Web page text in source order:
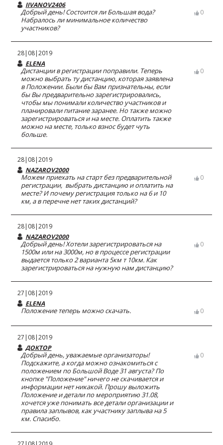
IIVANOV2406
Добрый день! Состоится ли Большая вода?
Набралось ли минимальное количество
участников?
0
28|08|2019
ELENA
Дистанции в регистрации поправили. Теперь
можно выбрать ту дистанцию, которая заявлена
в Положении. Были бы Вам признательны, если
бы Вы предварительно зарегистрировались,
чтобы мы понимали количество участников и
планировали питание заранее. Но также можно
зарегистрироваться и на месте. Оплатить также
можно на месте, только взнос будет чуть
больше.
0
28|08|2019
NAZAROV2000
Можем приехать на старт без предварительной
регистрации, выбрать дистанцию и оплатить на
месте? И почему регистрация только на 6 и 10
км, а в перечне нет таких дистанций?
0
28|08|2019
NAZAROV2000
Добрый день! Хотели зарегистрироваться на
1500м или на 3000м, но в процессе регистрации
выдается только 2 варианта 5км т 10км. Как
зарегистрироваться на нужную нам дистанцию?
0
27|08|2019
ELENA
Положение теперь можно скачать. 0
27|08|2019
ДОКТОР
Добрый день, уважаемые организаторы!
Подскажите, а когда можно ознакомиться с
положением по Большой Воде 31 августа? По
кнопке "Положение" ничего не скачивается и
информации нет никакой. Прошу выложить
Положение и детали по мероприятию 31.08,
хочется уже понимать все детали организации и
правила заплывов, как участнику заплыва на 5
км. Спасибо.
0